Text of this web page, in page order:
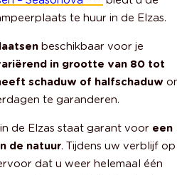
te huur in de Elzas.
beschikbaar voor je
in grootte van 80 tot
schaduw of halfschaduw
te garanderen.
de Elzas staat garant voor een
de natuur. Tijdens uw verblijf op
dat u weer helemaal één